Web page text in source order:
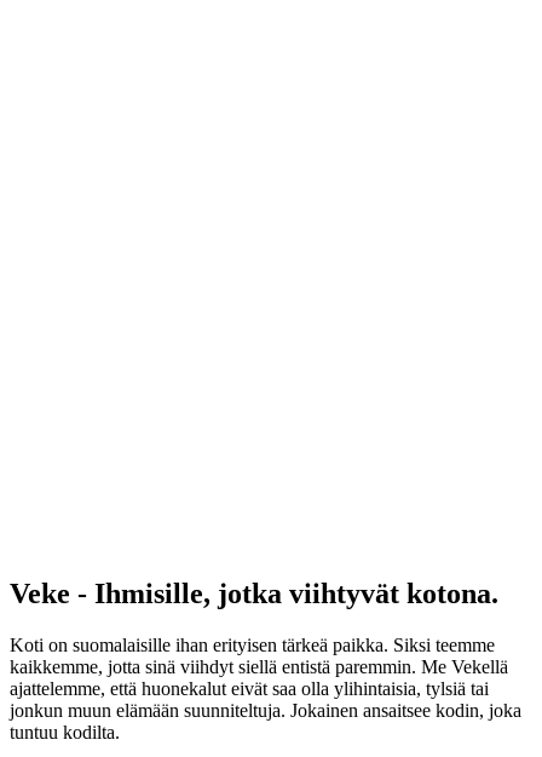
Veke - Ihmisille, jotka viihtyvät kotona.
Koti on suomalaisille ihan erityisen tärkeä paikka. Siksi teemme
kaikkemme, jotta sinä viihdyt siellä entistä paremmin. Me Vekellä
ajattelemme, että huonekalut eivät saa olla ylihintaisia, tylsiä tai
jonkun muun elämään suunniteltuja. Jokainen ansaitsee kodin, joka
tuntuu kodilta.